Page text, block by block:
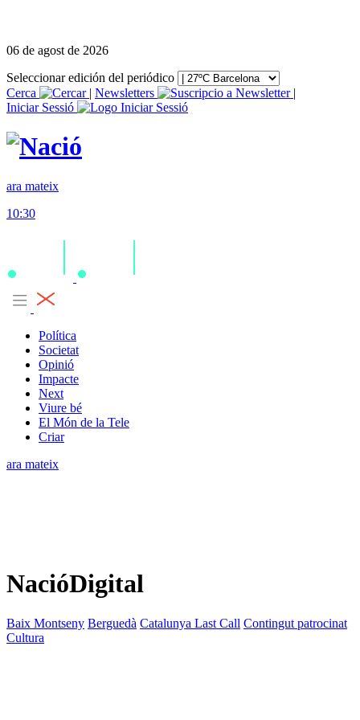
06 de agost de 2026
Seleccionar edición del periódico
Cerca
| Newsletters
|
Iniciar Sessió
ara mateix
10:30
Política
Societat
Opinió
Impacte
Next
Viure bé
El Món de la Tele
Criar
ara mateix
NacióDigital
Baix Montseny Berguedà Catalunya Last Call Contingut patrocinat
Cultura